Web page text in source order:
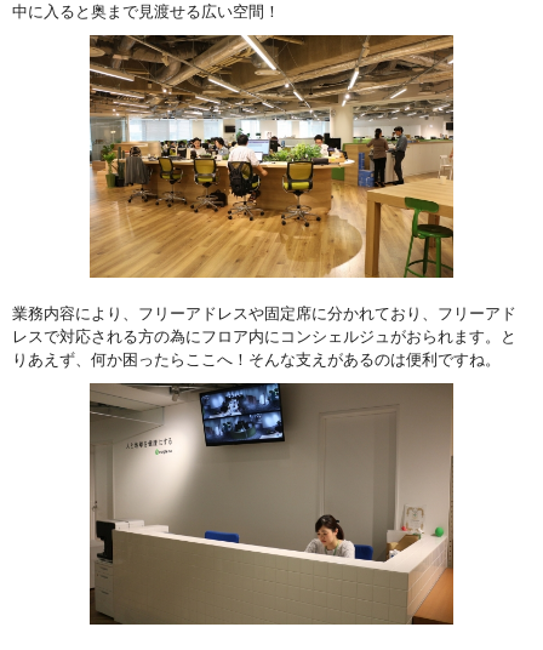
中に入ると奥まで見渡せる広い空間！
業務内容により、フリーアドレスや固定席に分かれており、フリーアド
レスで対応される方の為にフロア内にコンシェルジュがおられます。と
りあえず、何か困ったらここへ！そんな支えがあるのは便利ですね。